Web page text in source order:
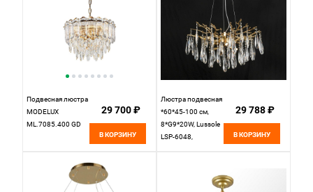
Подвесная люстра
MODELUX
ML.7085.400 GD
29 700 ₽
В КОРЗИНУ
Люстра подвесная
*60*45-100 см,
8*G9*20W, Lussole
LSP-6048,
29 788 ₽
В КОРЗИНУ